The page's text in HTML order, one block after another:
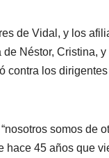
de Vidal, y los
Néstor, Cristina,
contra los
somos de
hace 45 años que